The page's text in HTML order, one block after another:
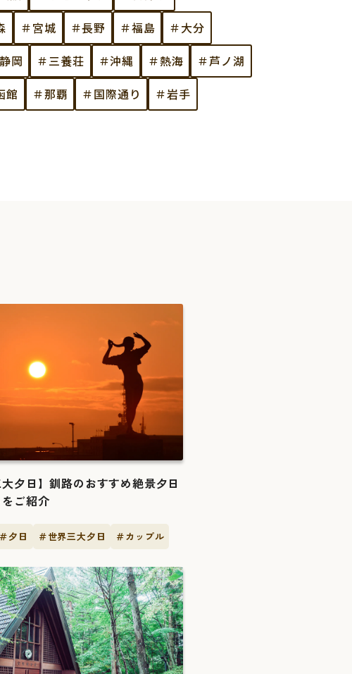
＃宮城 ＃長野 ＃福島
＃大分
岡 ＃三養荘 ＃沖縄 ＃熱海
＃芦ノ湖
館 ＃那覇 ＃国際通り ＃岩手
大夕日】釧路のおすすめ絶景夕日
ご紹介
＃夕日 ＃世界三大夕日 ＃カップル